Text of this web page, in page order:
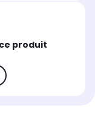
produit